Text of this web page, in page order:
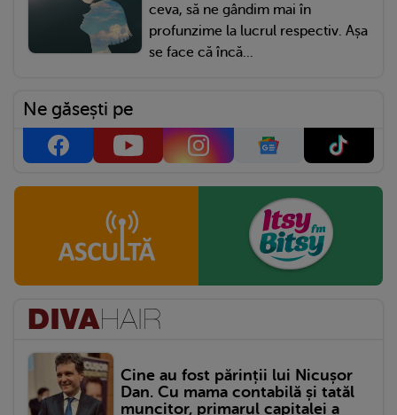
ceva, să ne gândim mai în
profunzime la lucrul respectiv. Așa
se face că încă...
Ne găsești pe
Cine au fost părinții lui Nicușor
Dan. Cu mama contabilă și tatăl
muncitor, primarul capitalei a